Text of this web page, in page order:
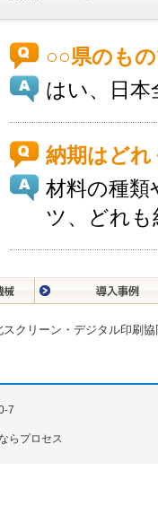
○○県のも
はい、日
納期はど
材料の種
ツ、どれも
スクリーン・デジタル印刷協
7
らプロセス